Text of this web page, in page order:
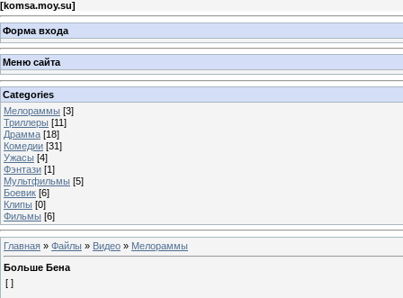
[komsa.moy.su]
Форма входа
Меню сайта
Categories
Мелораммы [3]
Триллеры [11]
Драмма [18]
Комедии [31]
Ужасы [4]
Фэнтази [1]
Мультфильмы [5]
Боевик [6]
Клипы [0]
Фильмы [6]
Главная » Файлы » Видео » Мелораммы
Больше Бена
[ ]